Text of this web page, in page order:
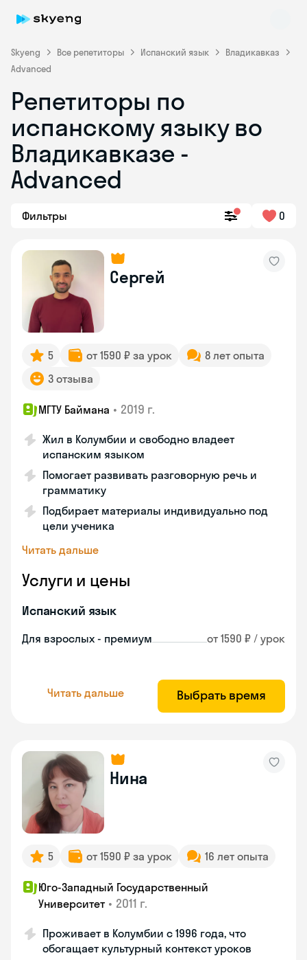
Skyeng Все репетиторы Испанский язык
Владикавказ
Advanced
Репетиторы по
испанскому языку во
Владикавказе -
Advanced
Фильтры 0
Сергей
5 от 1590 ₽ за урок
8 лет опыта
3 отзыва
МГТУ Баймана • 2019 г.
Жил в Колумбии и свободно владеет
испанским языком
Помогает развивать разговорную речь и
грамматику
Подбирает материалы индивидуально под
цели ученика
Читать дальше
Услуги и цены
Испанский язык
Для взрослых - премиум от 1590 ₽ / урок
Читать дальше Выбрать время
Нина
5 от 1590 ₽ за урок 16 лет опыта
Юго-Западный Государственный
Университет • 2011 г.
Проживает в Колумбии с 1996 года, что
обогащает культурный контекст уроков
online